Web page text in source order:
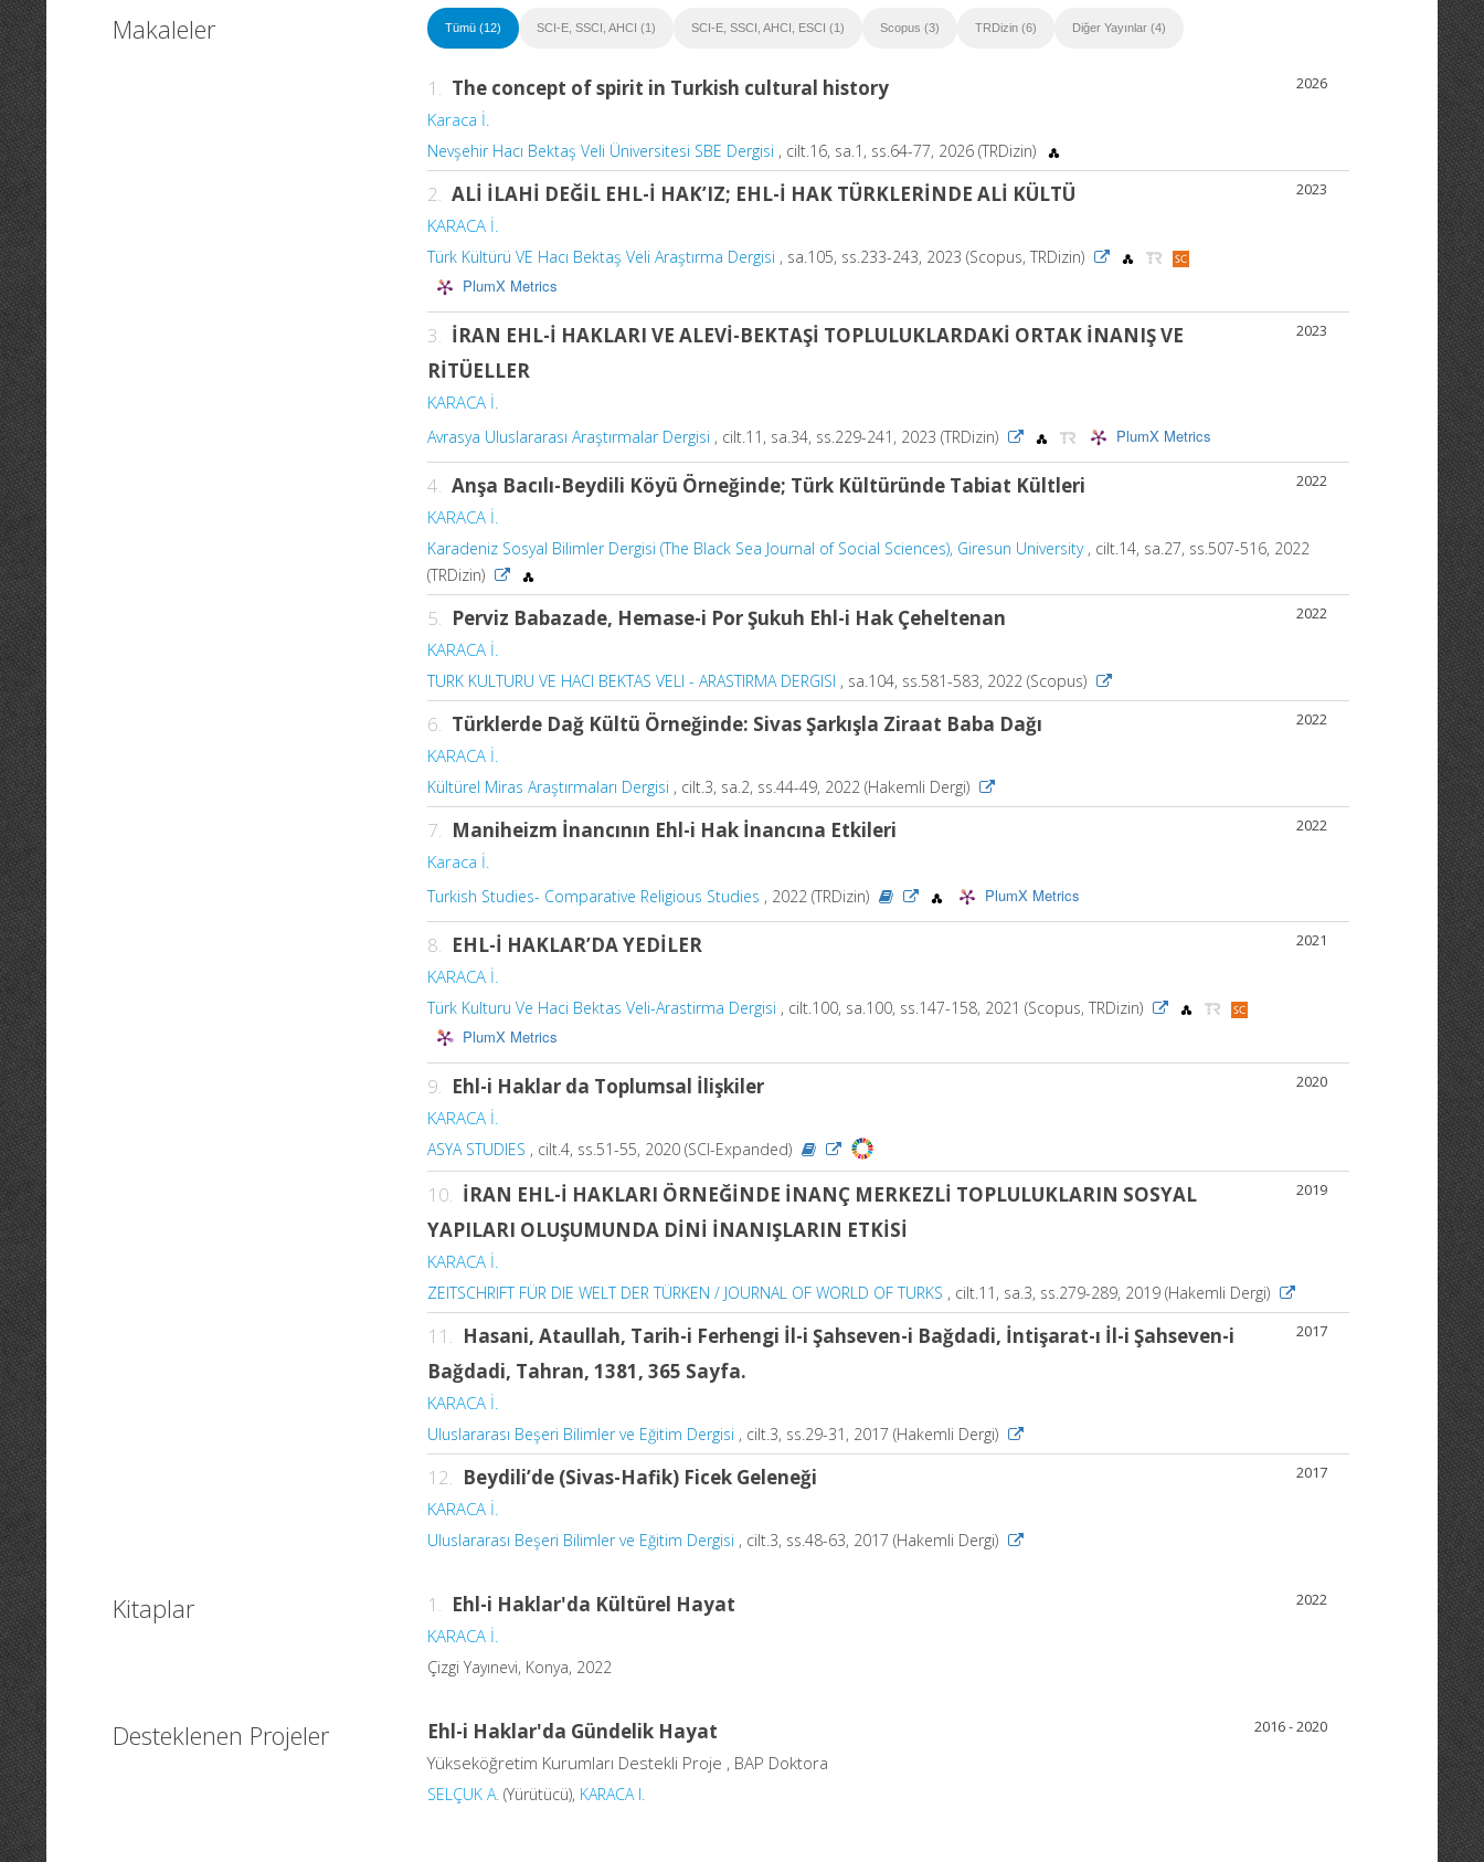
Makaleler Tümü (12) SCI-E, SSCI, AHCI (1) SCI-E, SSCI, AHCI, ESCI (1) Scopus (3) TRDizin (6) Diğer Yayınlar (4)
2026
1. The concept of spirit in Turkish cultural history
Karaca İ.
Nevşehir Hacı Bektaş Veli Üniversitesi SBE Dergisi , cilt.16, sa.1, ss.64-77, 2026 (TRDizin)
2023
2. ALİ İLAHİ DEĞİL EHL-İ HAK’IZ; EHL-İ HAK TÜRKLERİNDE ALİ KÜLTÜ
KARACA İ.
Türk Kültürü VE Hacı Bektaş Veli Araştırma Dergisi , sa.105, ss.233-243, 2023 (Scopus, TRDizin)
PlumX Metrics
2023
3. İRAN EHL-İ HAKLARI VE ALEVİ-BEKTAŞİ TOPLULUKLARDAKİ ORTAK İNANIŞ VE
RİTÜELLER
KARACA İ.
Avrasya Uluslararası Araştırmalar Dergisi , cilt.11, sa.34, ss.229-241, 2023 (TRDizin) PlumX Metrics
2022
4. Anşa Bacılı-Beydili Köyü Örneğinde; Türk Kültüründe Tabiat Kültleri
KARACA İ.
Karadeniz Sosyal Bilimler Dergisi (The Black Sea Journal of Social Sciences), Giresun University, cilt.14, sa.27, ss.507-516, 2022
(TRDizin)
2022
5. Perviz Babazade, Hemase-i Por Şukuh Ehl-i Hak Çeheltenan
KARACA İ.
TURK KULTURU VE HACI BEKTAS VELI - ARASTIRMA DERGISI , sa.104, ss.581-583, 2022 (Scopus)
2022
6. Türklerde Dağ Kültü Örneğinde: Sivas Şarkışla Ziraat Baba Dağı
KARACA İ.
Kültürel Miras Araştırmaları Dergisi , cilt.3, sa.2, ss.44-49, 2022 (Hakemli Dergi)
2022
7. Maniheizm İnancının Ehl-i Hak İnancına Etkileri
Karaca İ.
Turkish Studies- Comparative Religious Studies , 2022 (TRDizin) PlumX Metrics
2021
8. EHL-İ HAKLAR’DA YEDİLER
KARACA İ.
Türk Kulturu Ve Haci Bektas Veli-Arastirma Dergisi , cilt.100, sa.100, ss.147-158, 2021 (Scopus, TRDizin)
PlumX Metrics
2020
9. Ehl-i Haklar da Toplumsal İlişkiler
KARACA İ.
ASYA STUDIES , cilt.4, ss.51-55, 2020 (SCI-Expanded)
2019
10. İRAN EHL-İ HAKLARI ÖRNEĞİNDE İNANÇ MERKEZLİ TOPLULUKLARIN SOSYAL
YAPILARI OLUŞUMUNDA DİNİ İNANIŞLARIN ETKİSİ
KARACA İ.
ZEITSCHRIFT FÜR DIE WELT DER TÜRKEN / JOURNAL OF WORLD OF TURKS , cilt.11, sa.3, ss.279-289, 2019 (Hakemli Dergi)
2017
11. Hasani, Ataullah, Tarih-i Ferhengi İl-i Şahseven-i Bağdadi, İntişarat-ı İl-i Şahseven-i
Bağdadi, Tahran, 1381, 365 Sayfa.
KARACA İ.
Uluslararası Beşeri Bilimler ve Eğitim Dergisi , cilt.3, ss.29-31, 2017 (Hakemli Dergi)
2017
12. Beydili’de (Sivas-Hafik) Ficek Geleneği
KARACA İ.
Uluslararası Beşeri Bilimler ve Eğitim Dergisi , cilt.3, ss.48-63, 2017 (Hakemli Dergi)
Kitaplar 2022
1. Ehl-i Haklar'da Kültürel Hayat
KARACA İ.
Çizgi Yayınevi, Konya, 2022
Desteklenen Projeler 2016 - 2020
Ehl-i Haklar'da Gündelik Hayat
Yükseköğretim Kurumları Destekli Proje , BAP Doktora
SELÇUK A. (Yürütücü), KARACA I.